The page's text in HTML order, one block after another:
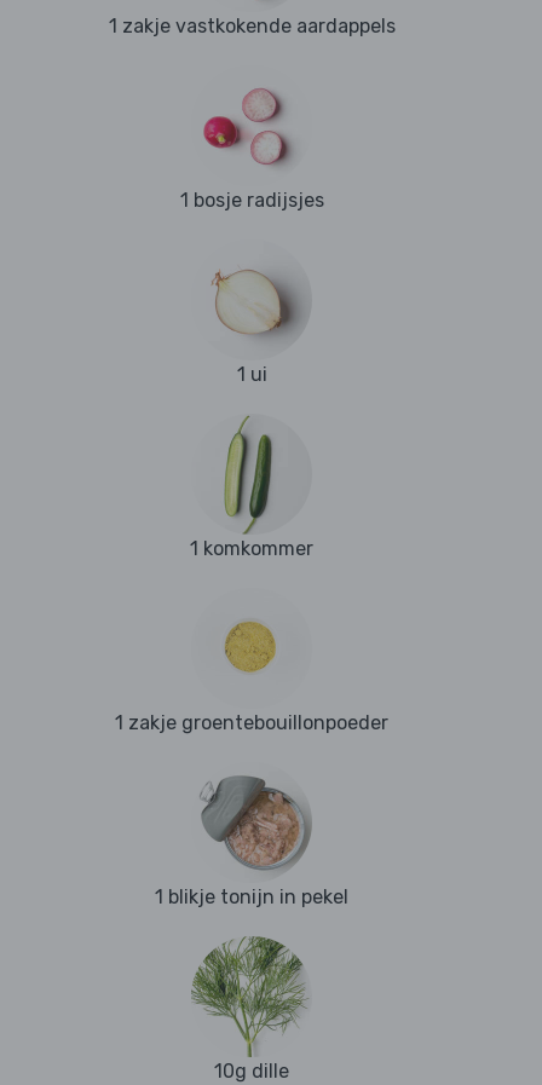
1 zakje vastkokende aardappels
1 bosje radijsjes
1 ui
1 komkommer
1 zakje groentebouillonpoeder
1 blikje tonijn in pekel
10g dille